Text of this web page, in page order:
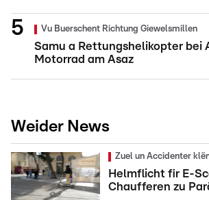
Vu Buerschent Richtung Giewelsmillen
Samu a Rettungshelikopter bei
Motorrad am Asaz
Weider News
Zuel un Accidenter
Helmflicht fir E-
Chaufferen zu